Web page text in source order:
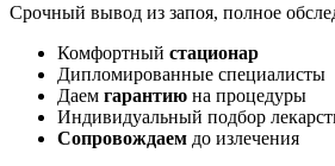
Срочный вывод из запоя, полное
Комфортный стационар
Дипломированные специалисты
Даем гарантию на процедуры
Индивидуальный подбор
Сопровождаем до излечения